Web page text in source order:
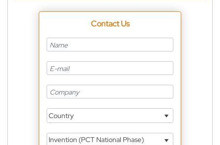
Contact Us
Country
Invention (PCT National Phase)